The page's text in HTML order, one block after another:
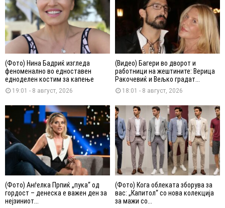
(Фото) Нина Бадриќ изгледа
феноменално во едноставен
едноделен костим за капење
19:01 - 8 август, 2026
(Видео) Багери во дворот и
работници на жештините: Верица
Ракочевиќ и Вељко градат...
18:01 - 8 август, 2026
(Фото) Анѓелка Прпиќ „пука“ од
гордост – денеска е важен ден за
нејзиниот...
(Фото) Кога облеката зборува за
вас: „Капитол“ со нова колекција
за мажи со...